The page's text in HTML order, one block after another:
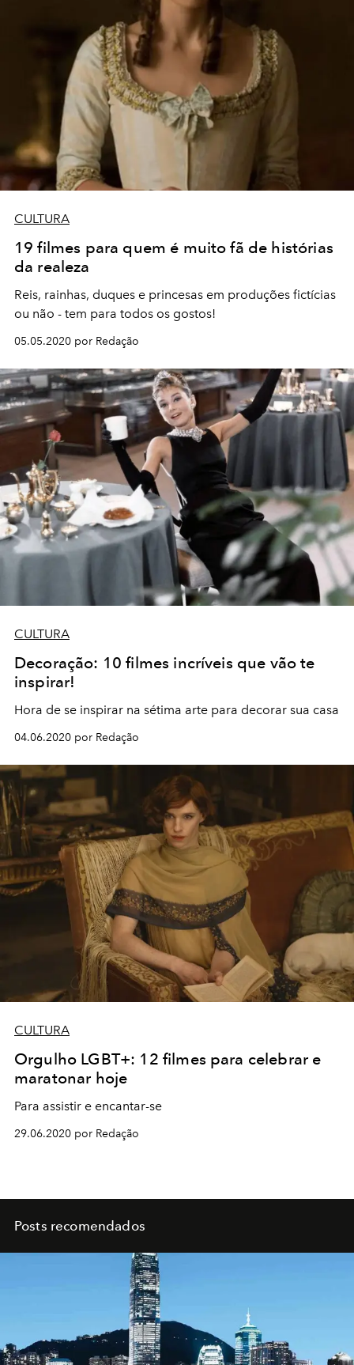
CULTURA
19 filmes para quem é muito fã de histórias
da realeza
Reis, rainhas, duques e princesas em produções fictícias
ou não - tem para todos os gostos!
05.05.2020 por Redação
CULTURA
Decoração: 10 filmes incríveis que vão te
inspirar!
Hora de se inspirar na sétima arte para decorar sua casa
04.06.2020 por Redação
CULTURA
Orgulho LGBT+: 12 filmes para celebrar e
maratonar hoje
Para assistir e encantar-se
29.06.2020 por Redação
Posts recomendados